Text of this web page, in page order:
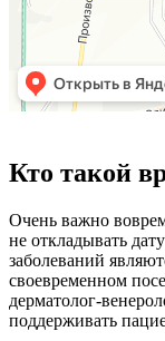
Кто такой
Очень важно
не откладывать
заболеваний
своевременном
дерматолог-
поддерживать